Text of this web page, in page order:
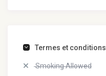
Termes et conditions
Smoking Allowed